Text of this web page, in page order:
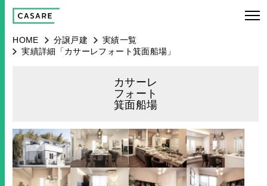
HOME 分譲戸建
実績一覧
実績詳細「カサーレフォート箕面船場」
カサーレ
フォート
箕面船場